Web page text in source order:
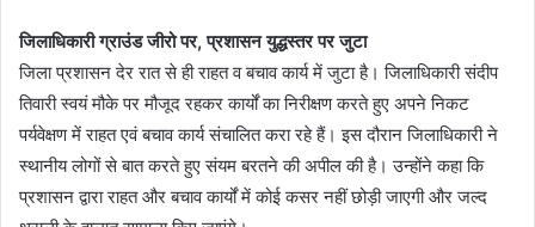
जिलाधिकारी ग्राउंड जीरो पर, प्रशासन युद्धस्तर पर जुटा
जिला प्रशासन देर रात से ही राहत व बचाव कार्य में जुटा है। जिलाधिकारी संदीप
तिवारी स्वयं मौके पर मौजूद रहकर कार्यों का निरीक्षण करते हुए अपने निकट
पर्यवेक्षण में राहत एवं बचाव कार्य संचालित करा रहे हैं। इस दौरान जिलाधिकारी ने
स्थानीय लोगों से बात करते हुए संयम बरतने की अपील की है। उन्होंने कहा कि
प्रशासन द्वारा राहत और बचाव कार्यों में कोई कसर नहीं छोड़ी जाएगी और जल्द